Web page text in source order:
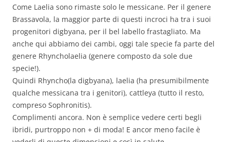
Come Laelia sono rimaste solo le messicane. Per il genere
Brassavola, la maggior parte di questi incroci ha tra i suoi
progenitori digbyana, per il bel labello frastagliato. Ma
anche qui abbiamo dei cambi, oggi tale specie fa parte del
genere Rhyncholaelia (genere composto da sole due
specie!).
Quindi Rhyncho(la digbyana), laelia (ha presumibilmente
qualche messicana tra i genitori), cattleya (tutto il resto,
compreso Sophronitis).
Complimenti ancora. Non è semplice vedere certi begli
ibridi, purtroppo non + di moda! E ancor meno facile è